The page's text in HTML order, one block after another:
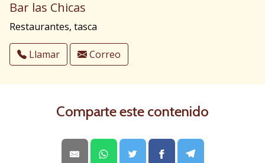
Bar las Chicas
Restaurantes, tasca
Llamar Correo
Comparte este contenido